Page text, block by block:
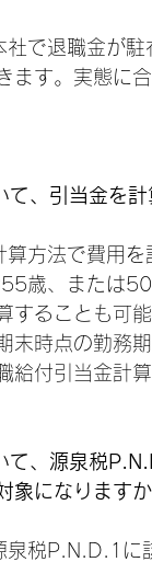
社で退職金が
ます。実態に
、引当金を
方法で費用を
歳、または
することも可能
末時点の勤務
給付引当金計
て、源泉税
象になりますか
泉税P.N.D.1に